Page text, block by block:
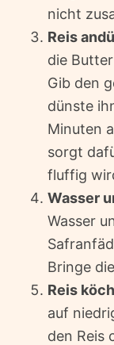
nicht
Reis
die
Gib den
dünste
Minuten
sorgt
fluffig
Wasser
Wasser
Bringe
Reis
auf
den Reis